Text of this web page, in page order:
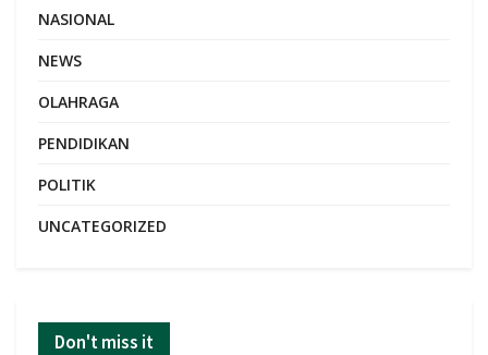
NASIONAL
NEWS
OLAHRAGA
PENDIDIKAN
POLITIK
UNCATEGORIZED
Don't miss it